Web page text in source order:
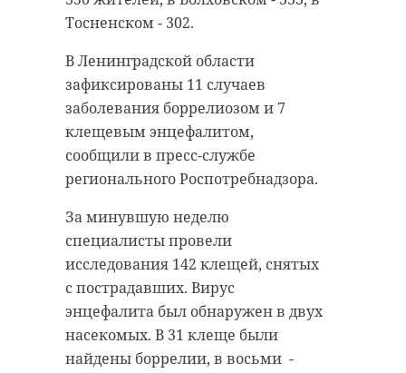
Тосненском - 302.
В Ленинградской области
зафиксированы 11 случаев
заболевания боррелиозом и 7
клещевым энцефалитом,
сообщили в пресс-службе
регионального Роспотребнадзора.
За минувшую неделю
специалисты провели
исследования 142 клещей, снятых
с пострадавших. Вирус
энцефалита был обнаружен в двух
насекомых. В 31 клеще были
найдены боррелии, в восьми -
сустава, а затем пригласили на
Отметим, эндопротезирование
индивидуально изготовленной
конструкцией – это единственный
Петербурга и Ленинградской
283 водителей в состоянии
алкогольного или наркотического
опьянения.
Сотрудникам ДПС помогали
полицейские патрульно-постовой
службы и специалисты
Управления по контролю за
оборотом наркотиков. Рейд
«Нетрезвый водитель» стартовал
вечером 15 июля и завершился
только утром 18 июля.
Полицейским удалось задержать